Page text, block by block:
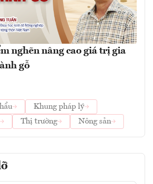
nghẽn nâng cao giá trị gia
gỗ
Khung pháp lý
Thị trường Nông sản